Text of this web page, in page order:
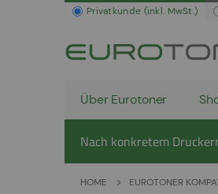
Privatkunde (inkl. MwSt.)
Über Eurotoner
Nach konkretem
HOME EUROTONER